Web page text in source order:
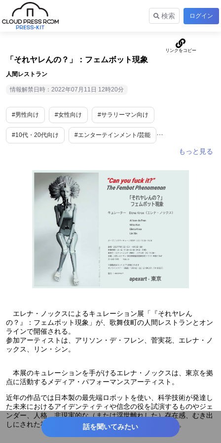
検索 ログイン
「それヤレんの？」：フェムボット現象
人間レストラン
情報解禁日時：2022年07月11日 12時20分
#男性向け #女性向け #サラリーマン向け
#10代・20代向け #エンターテインメント/芸能
#旅行/お出かけ情報
#アート・演劇
#SNSで話題 #穴場 #変わった物
#ユニーク #東京
エレナ・ノックスによるキュレーション展「『それヤレん
の？』：フェムボット現象」が、歌舞伎町の人間レストランとオン
ラインで開催される。
参加アーティストは、アリソン・デ・フレン、菅実花、エレナ・ノ
ックス、リン・シン。
本展のキュレーションを手がけるエレナ・ノックスは、東京を拠
点に活動するメディア・パフォーマンスアーティスト。
近年の作品では日本製の最先端ロボットを使い、科学技術が発達し
た未来におけるアイデンティティや信念の役を試演するものやジェ
ンダー、人格、非現実的な（または浮世離れした）存在感、むき出
しにされた社会状況に関する新たな展望を探求している。
話を聞いてみたい